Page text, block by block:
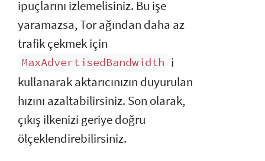
ipuçlarını izlemelisiniz. Bu işe
yaramazsa, Tor ağından daha az
trafik çekmek için
MaxAdvertisedBandwidth i
kullanarak aktarıcınızın duyurulan
hızını azaltabilirsiniz. Son olarak,
çıkış ilkenizi geriye doğru
ölçeklendirebilirsiniz.